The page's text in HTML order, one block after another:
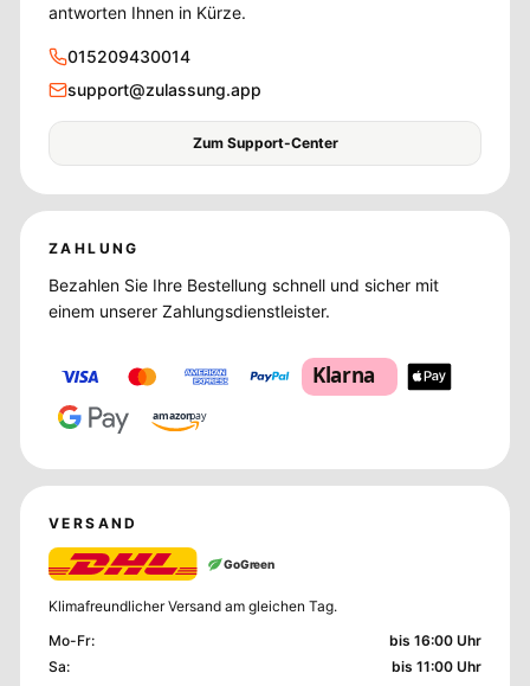
antworten Ihnen in Kürze.
015209430014
support@zulassung.app
Zum Support-Center
ZAHLUNG
Bezahlen Sie Ihre Bestellung schnell und sicher mit
einem unserer Zahlungsdienstleister.
Klarna
amazonpay
VERSAND
GoGreen
Klimafreundlicher Versand am gleichen Tag.
Mo-Fr:
bis 16:00 Uhr
Sa: bis 11:00 Uhr